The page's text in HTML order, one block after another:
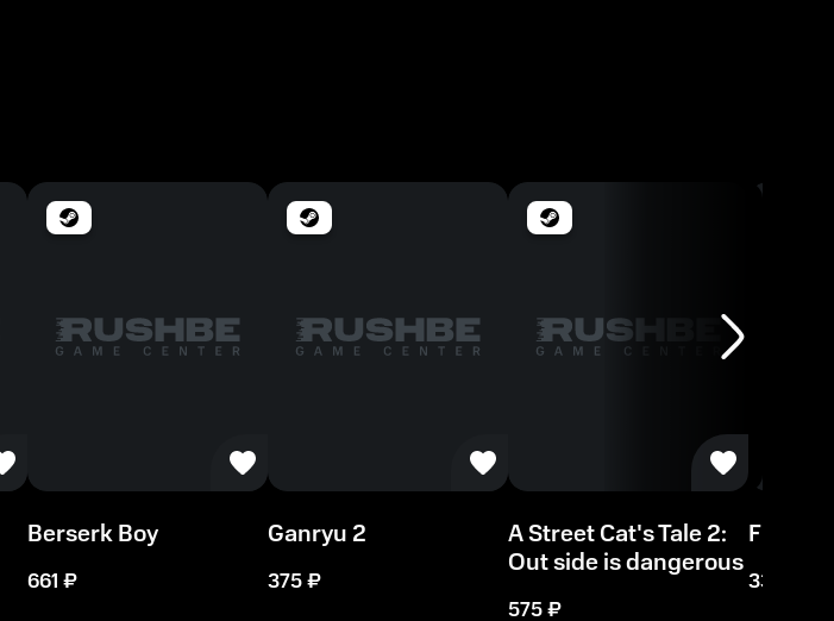
Berserk Boy
661 ₽
Ganryu 2
375₽
A Street Cat's Tale 2:
Out side is dangerous
575₽
Frogun
338